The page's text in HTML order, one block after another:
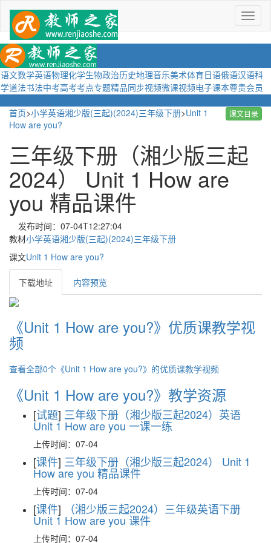
菜
单
语文数学英语物理化学生物政治历史地理音乐美术体育日语俄语汉语科
学道法书法中考高考考点专题精品同步视频微课视频电子课本尊贵会员
课文目录
首页>小学英语湘少版(三起)(2024)三年级下册>Unit 1
How are you?
三年级下册（湘少版三起
2024） Unit 1 How are
you 精品课件
发布时间：07-04T12:27:04
教材小学英语湘少版(三起)(2024)三年级下册
课文Unit 1 How are you?
下载地址 内容预览
《Unit 1 How are you?》优质课教学视
频
查看全部0个《Unit 1 How are you?》的优质课教学视频
《Unit 1 How are you?》教学资源
[试题] 三年级下册（湘少版三起2024）英语
Unit 1 How are you 一课一练
上传时间：07-04
[课件] 三年级下册（湘少版三起2024） Unit 1
How are you 精品课件
上传时间：07-04
[课件] （湘少版三起2024）三年级英语下册
Unit 1 How are you 课件
上传时间：07-04